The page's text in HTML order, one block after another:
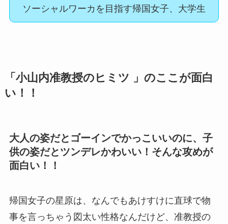
ソーシャルワーカを目指す帰国女子、大学生
「小山内准教授のヒミツ 」のここが面白
い！！
大人の姿だとゴーインでかっこいいのに、子
供の姿だとツンデレかわいい！そんな攻めが
面白い！！
帰国女子の星原は、なんでもあけすけに直球で物
事を言っちゃう図太い性格なんだけど、准教授の